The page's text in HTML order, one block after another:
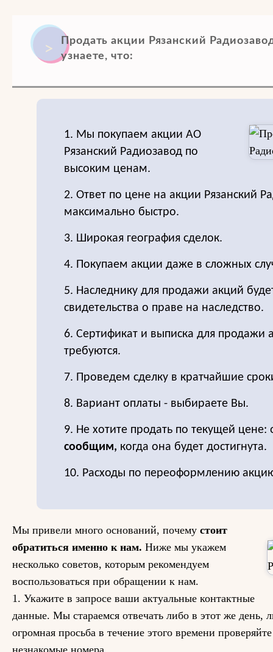
Продать акции Рязанский
узнаете, что:
1. Мы покупаем акции АО
Рязанский Радиозавод по
высоким ценам.
2. Ответ по цене на акции Рязанский
максимально быстро.
3. Широкая география сделок.
4. Покупаем акции даже в сложных
5. Наследнику для продажи акций
свидетельства о праве на наследство.
6. Сертификат и выписка для продажи
требуются.
7. Проведем сделку в кратчайшие
8. Вариант оплаты - выбираете Вы.
9. Не хотите продать по текущей цене:
сообщим, когда она будет достигнута.
10. Расходы по переоформлению
Мы привели много оснований, почему стоит
обратиться именно к нам. Ниже мы укажем
несколько советов, которым рекомендуем
воспользоваться при обращении к нам.
1. Укажите в запросе ваши актуальные контактные
данные. Мы стараемся отвечать либо в этот же день,
огромная просьба в течение этого времени
незнакомые номера.